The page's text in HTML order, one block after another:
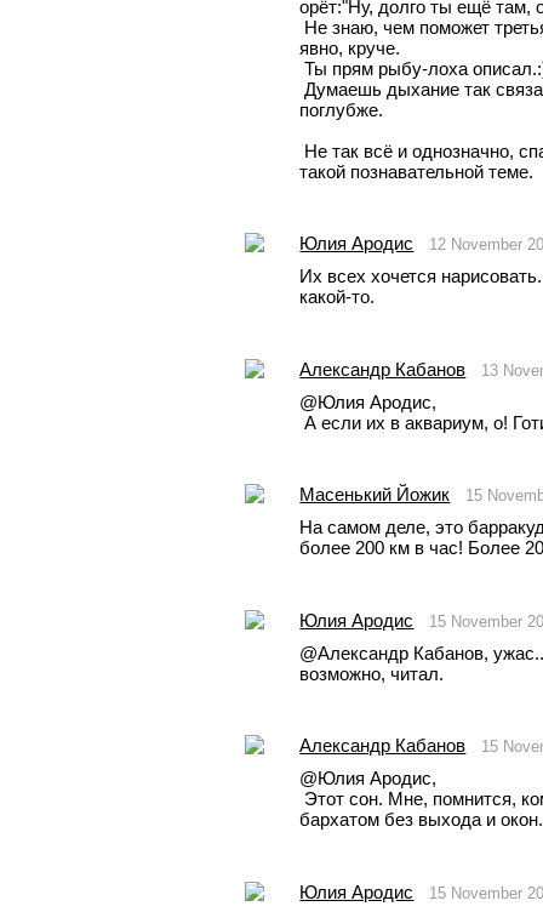
орёт:"Ну, долго ты ещё там,
явно, круче.
Ты прям рыбу-лоха
Думаешь дыхание так связанно с ором, там достаточно вздохнуть
поглубже.
такой познавательной теме.
Юлия Ародис 12 November
Их всех хочется
какой-то.
Александр Кабанов 13
@Юлия Ародис,
А если их в аквариум, о!
Масенький Йожик 15
На самом деле, это
более 200 км в час! Более
Юлия Ародис 15 November
@Александр Кабанов,
возможно, читал.
Александр Кабанов 15
@Юлия Ародис,
бархатом без выхода и окон.
Юлия Ародис 15 November